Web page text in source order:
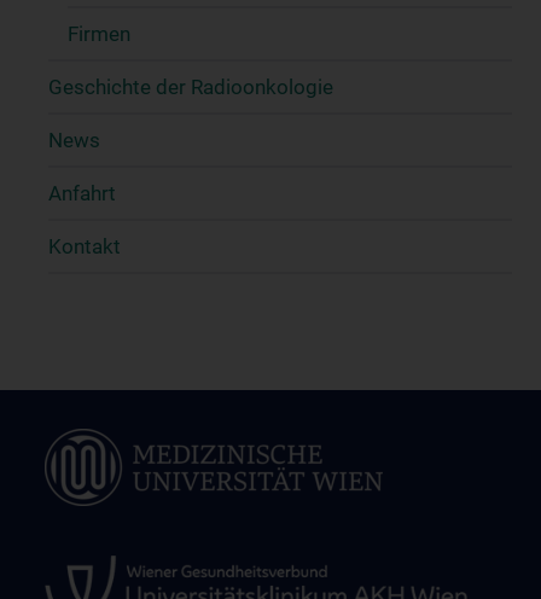
Firmen
Geschichte der Radioonkologie
News
Anfahrt
Kontakt